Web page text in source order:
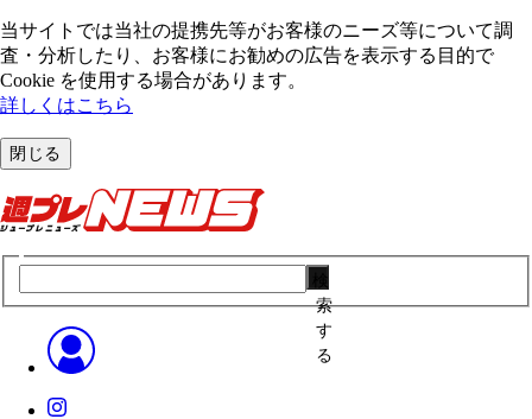
当サイトでは当社の提携先等がお客様のニーズ等について調
査・分析したり、お客様にお勧めの広告を表⽰する⽬的で
Cookie を使⽤する場合があります。
詳しくはこちら
閉じる
索
す
る